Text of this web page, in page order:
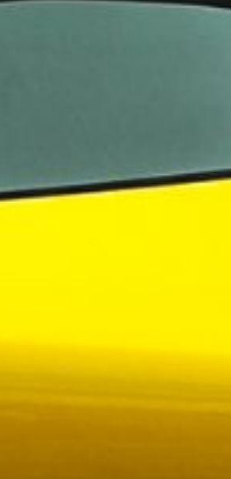
och Finland
i Sverige, samtidigt
avsked från…